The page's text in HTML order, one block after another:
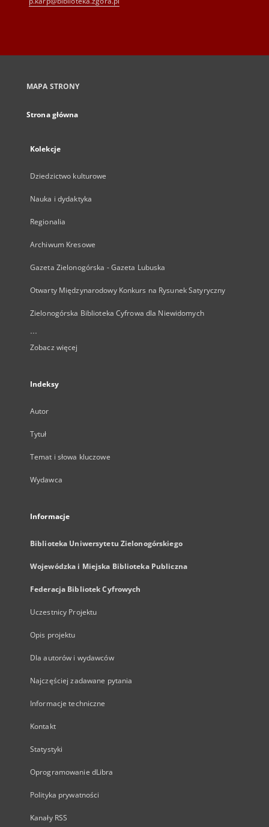
MAPA STRONY
Strona główna
Kolekcje
Dziedzictwo kulturowe
Nauka i dydaktyka
Regionalia
Archiwum Kresowe
Gazeta Zielonogórska - Gazeta Lubuska
Otwarty Międzynarodowy Konkurs na Rysunek Satyryczny
Zielonogórska Biblioteka Cyfrowa dla Niewidomych
...
Zobacz więcej
Indeksy
Autor
Tytuł
Temat i słowa kluczowe
Wydawca
Informacje
Biblioteka Uniwersytetu Zielonogórskiego
Wojewódzka i Miejska Biblioteka Publiczna
Federacja Bibliotek Cyfrowych
Uczestnicy Projektu
Opis projektu
Dla autorów i wydawców
Najczęściej zadawane pytania
Informacje techniczne
Kontakt
Statystyki
Oprogramowanie dLibra
Polityka prywatności
Kanały RSS